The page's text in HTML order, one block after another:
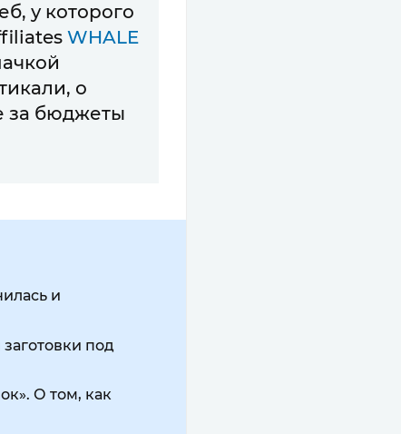
у которого
WHALE
о
за бюджеты
и
под
О том, как